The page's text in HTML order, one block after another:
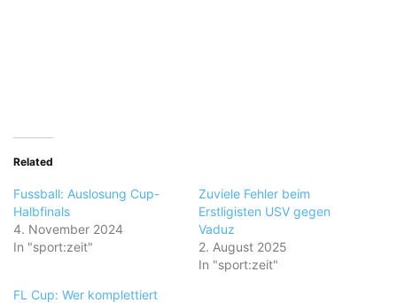
Related
Fussball: Auslosung Cup-
Halbfinals
4. November 2024
In "sport:zeit"
Zuviele Fehler beim
Erstligisten USV gegen
Vaduz
2. August 2025
In "sport:zeit"
FL Cup: Wer komplettiert